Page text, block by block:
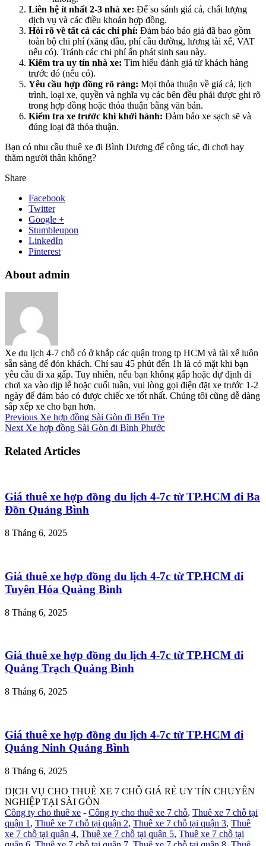
Liên hệ ít nhất 2-3 nhà xe: Để so sánh giá cả, chất lượng
dịch vụ và các điều khoản hợp đồng.
Hỏi rõ về tất cả các chi phí: Đảm bảo báo giá đã bao gồm
toàn bộ chi phí (xăng dầu, phí cầu đường, lương tài xế, VAT
nếu có). Tránh các chi phí ẩn phát sinh sau này.
Kiểm tra uy tín nhà xe: Tìm hiểu đánh giá từ khách hàng
trước đó (nếu có).
Yêu cầu hợp đồng rõ ràng: Mọi thỏa thuận về giá cả, lịch
trình, loại xe, quyền và nghĩa vụ các bên đều phải được ghi rõ
trong hợp đồng hoặc thỏa thuận bằng văn bản.
Kiểm tra xe trước khi khởi hành: Đảm bảo xe sạch sẽ và
đúng loại đã thỏa thuận.
Bạn có nhu cầu thuê xe đi Bình Dương để công tác, đi chơi hay
thăm người thân không?
Share
Facebook
Twitter
Google +
Stumbleupon
LinkedIn
Pinterest
About admin
Xe du lịch 4-7 chỗ có ở khắp các quận trong tp HCM và tài xế luôn
sẵn sàng để đón khách. Chỉ sau 45 phút đến 1h là có mặt khi bạn
yêu cầu đi xa gấp. Tuy nhiên, nếu bạn không gấp hoặc dự định đi
chơi xa vào dịp lễ hoặc cuối tuần, vui lòng gọi điện đặt xe trước 1-2
ngày để đảm bảo có được chiếc xe tốt nhất. Chúng tôi cũng dễ dàng
sắp xếp xe cho bạn hơn.
Previous Xe hợp đồng Sài Gòn đi Bến Tre
Next Xe hợp đồng Sài Gòn đi Bình Phước
Related Articles
Giá thuê xe hợp đồng du lịch 4-7c từ TP.HCM đi Ba
Đồn Quảng Bình
8 Tháng 6, 2025
Giá thuê xe hợp đồng du lịch 4-7c từ TP.HCM đi
Tuyên Hóa Quảng Bình
8 Tháng 6, 2025
Giá thuê xe hợp đồng du lịch 4-7c từ TP.HCM đi
Quảng Trạch Quảng Bình
8 Tháng 6, 2025
Giá thuê xe hợp đồng du lịch 4-7c từ TP.HCM đi
Quảng Ninh Quảng Bình
8 Tháng 6, 2025
DỊCH VỤ CHO THUÊ XE 7 CHỖ GIÁ RẺ UY TÍN CHUYÊN
NGHIỆP TẠI SÀI GÒN
Công ty cho thuê xe - Công ty cho thuê xe 7 chỗ, Thuê xe 7 chỗ tại
quận 1 , Thuê xe 7 chỗ tại quận 2, Thuê xe 7 chỗ tại quận 3, Thuê
xe 7 chỗ tại quận 4, Thuê xe 7 chỗ tại quận 5, Thuê xe 7 chỗ tại